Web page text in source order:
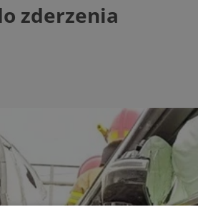
zderzenia